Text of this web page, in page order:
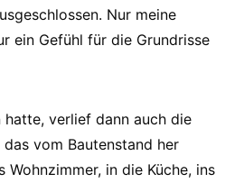
Nur meine
ein Gefühl für die Grundrisse
hatte, verlief dann auch die
vom Bautenstand her
in die Küche, ins